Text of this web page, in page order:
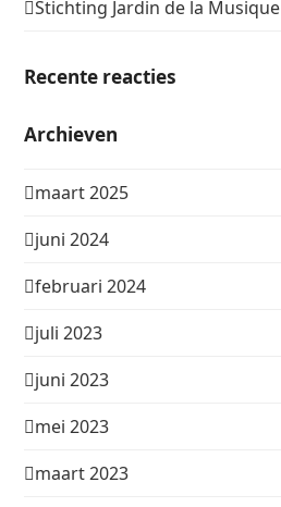
Stichting Jardin de la Musique
Recente reacties
Archieven
maart 2025
juni 2024
februari 2024
juli 2023
juni 2023
mei 2023
maart 2023